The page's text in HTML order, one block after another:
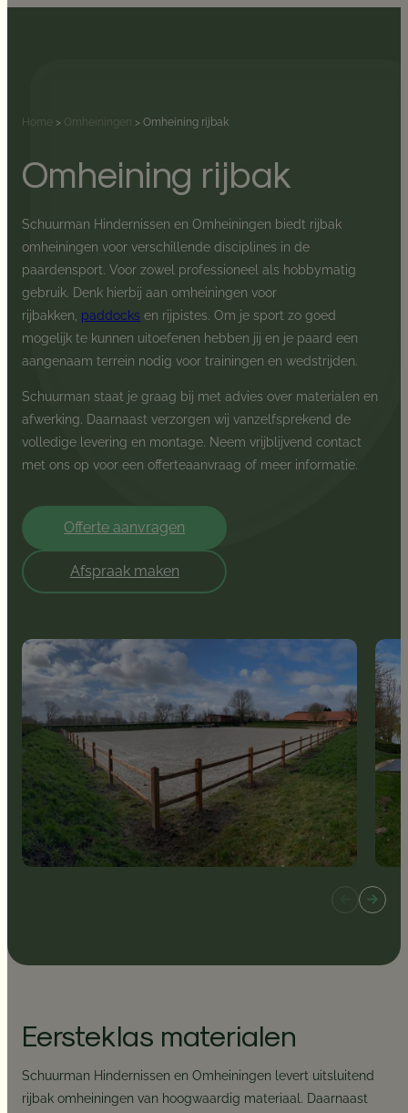
Home > Omheiningen >Omheining rijbak
Omheining rijbak
Schuurman Hindernissen en Omheiningen biedt rijbak
omheiningen voor verschillende disciplines in de
paardensport. Voor zowel professioneel als hobbymatig
gebruik. Denk hierbij aan omheiningen voor
rijbakken, paddocks en rijpistes. Om je sport zo goed
mogelijk te kunnen uitoefenen hebben jij en je paard een
aangenaam terrein nodig voor trainingen en wedstrijden.
Schuurman staat je graag bij met advies over materialen en
afwerking. Daarnaast verzorgen wij vanzelfsprekend de
volledige levering en montage. Neem vrijblijvend contact
met ons op voor een offerteaanvraag of meer informatie.
Offerte aanvragen
Afspraak maken
Eersteklas materialen
Schuurman Hindernissen en Omheiningen levert uitsluitend
rijbak omheiningen van hoogwaardig materiaal. Daarnaast